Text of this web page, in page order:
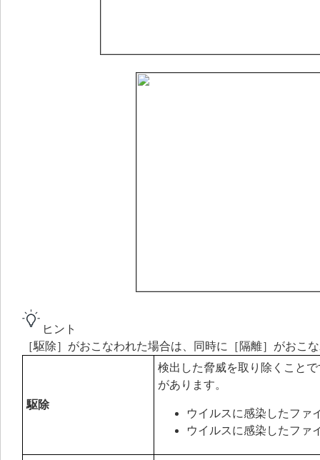
ヒント
［駆除］がおこなわれた場合は、同時に［隔離］がおこ
駆除
検出した脅威を取り除くこと
があります。
ウイルスに感染したファ
ウイルスに感染したファ